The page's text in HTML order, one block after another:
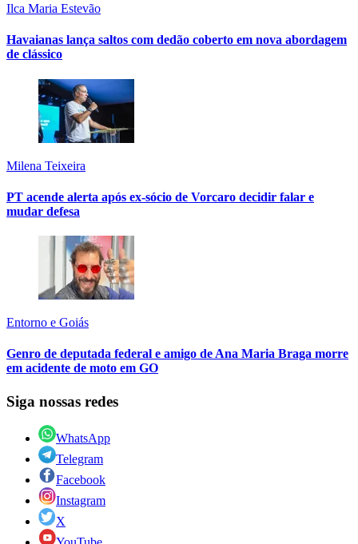
Ilca Maria Estevão
Havaianas lança saltos com dedão coberto em nova abordagem
de clássico
Milena Teixeira
PT acende alerta após ex-sócio de Vorcaro decidir falar e
mudar defesa
Entorno e Goiás
Genro de deputada federal e amigo de Ana Maria Braga morre
em acidente de moto em GO
Siga nossas redes
WhatsApp
Telegram
Facebook
Instagram
X